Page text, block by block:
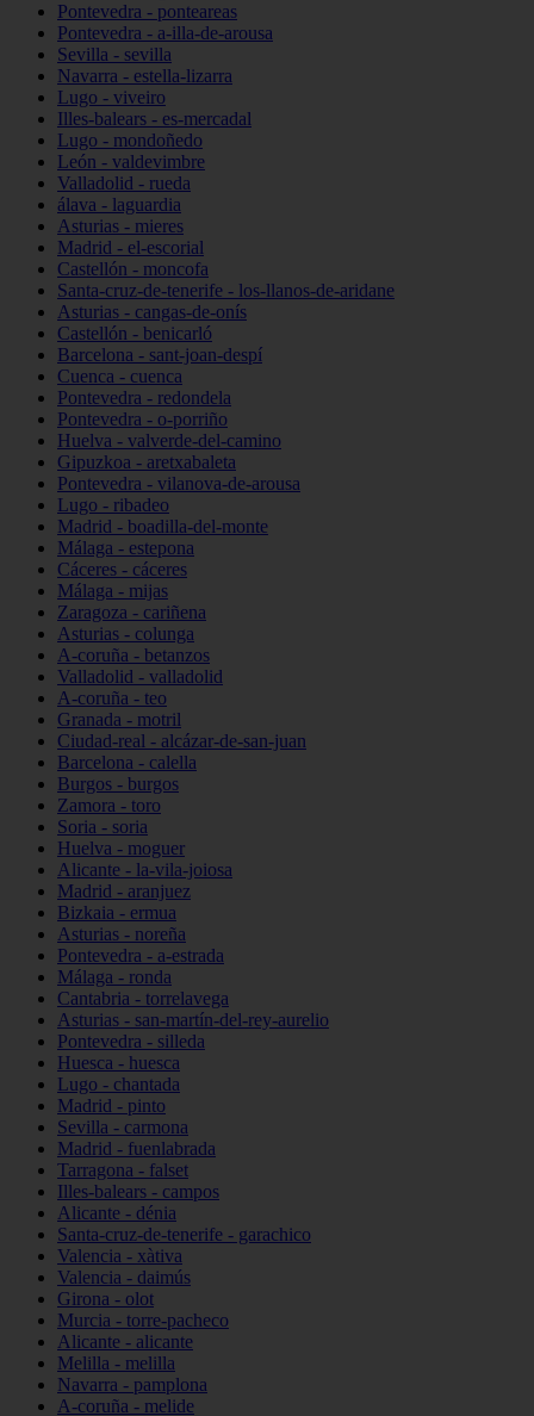
Pontevedra - ponteareas
Pontevedra - a-illa-de-arousa
Sevilla - sevilla
Navarra - estella-lizarra
Lugo - viveiro
Illes-balears - es-mercadal
Lugo - mondoñedo
León - valdevimbre
Valladolid - rueda
álava - laguardia
Asturias - mieres
Madrid - el-escorial
Castellón - moncofa
Santa-cruz-de-tenerife - los-llanos-de-aridane
Asturias - cangas-de-onís
Castellón - benicarló
Barcelona - sant-joan-despí
Cuenca - cuenca
Pontevedra - redondela
Pontevedra - o-porriño
Huelva - valverde-del-camino
Gipuzkoa - aretxabaleta
Pontevedra - vilanova-de-arousa
Lugo - ribadeo
Madrid - boadilla-del-monte
Málaga - estepona
Cáceres - cáceres
Málaga - mijas
Zaragoza - cariñena
Asturias - colunga
A-coruña - betanzos
Valladolid - valladolid
A-coruña - teo
Granada - motril
Ciudad-real - alcázar-de-san-juan
Barcelona - calella
Burgos - burgos
Zamora - toro
Soria - soria
Huelva - moguer
Alicante - la-vila-joiosa
Madrid - aranjuez
Bizkaia - ermua
Asturias - noreña
Pontevedra - a-estrada
Málaga - ronda
Cantabria - torrelavega
Asturias - san-martín-del-rey-aurelio
Pontevedra - silleda
Huesca - huesca
Lugo - chantada
Madrid - pinto
Sevilla - carmona
Madrid - fuenlabrada
Tarragona - falset
Illes-balears - campos
Alicante - dénia
Santa-cruz-de-tenerife - garachico
Valencia - xàtiva
Valencia - daimús
Girona - olot
Murcia - torre-pacheco
Alicante - alicante
Melilla - melilla
Navarra - pamplona
A-coruña - melide